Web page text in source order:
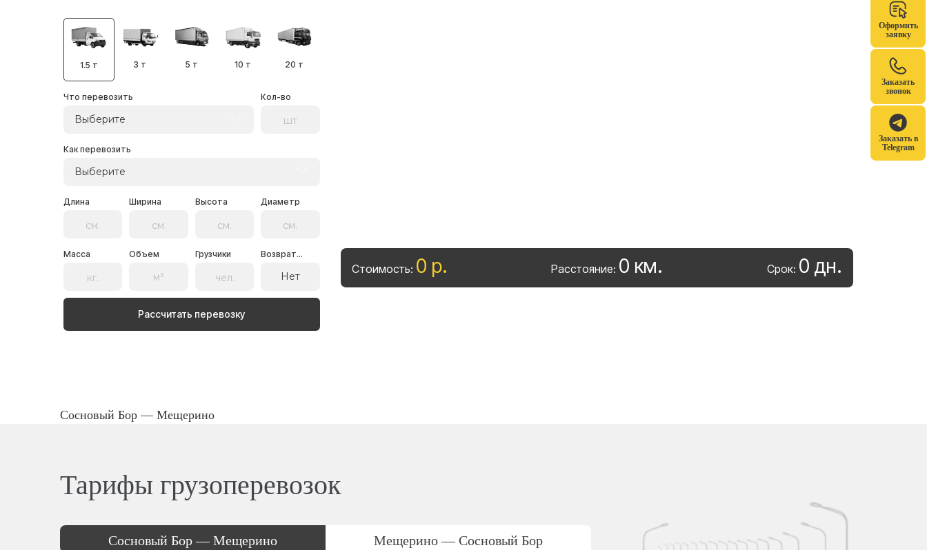
Оформить
заявку
Заказать
звонок
Заказать в
Telegram
1.5 т 3 т 5 т 10 т 20 т
Что перевозить
Выберите
Кол-во
Как перевозить
Выберите
Длина Ширина Высота Диаметр
Масса Объем Грузчики Возврат...
Нет
Рассчитать перевозку
Стоимость: 0 р. Расстояние: 0 км. Срок: 0 дн.
Сосновый Бор — Мещерино
Тарифы грузоперевозок
Сосновый Бор — Мещерино Мещерино — Сосновый Бор